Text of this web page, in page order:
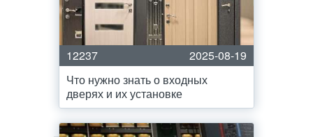
12237
2025-08-19
Что нужно знать о входных
дверях и их установке